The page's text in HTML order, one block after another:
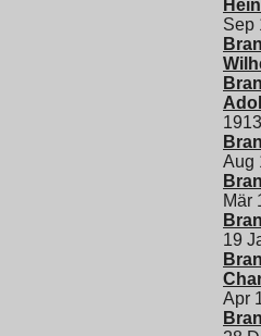
Sep
1913
Aug
Mär
19
Apr